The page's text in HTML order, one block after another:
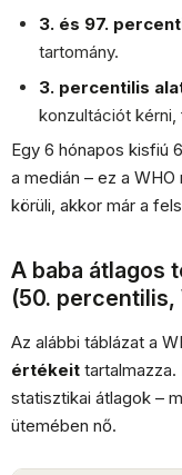
3. és 97.
tartomány.
3. percentilis
konzultációt
Egy 6 hónapos kisfiú
a medián – ez a
körüli, akkor már a
A baba átlagos
(50. percentilis,
Az alábbi táblázat a
értékeit tartalmazza.
statisztikai átlagok –
ütemében nő.